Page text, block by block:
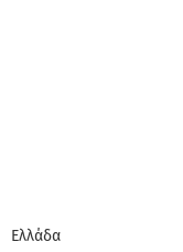
Ελλάδα